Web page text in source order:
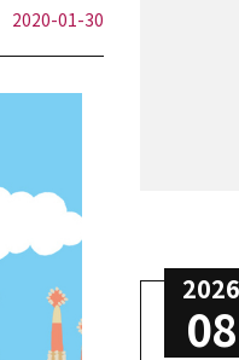
2020-01-30
2026
08